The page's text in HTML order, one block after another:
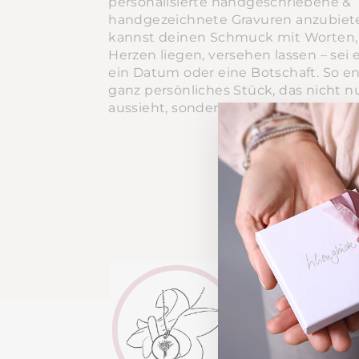
handgezeichnete Gravuren
kannst deinen Schmuck mit
Herzen liegen, versehen lassen – sei
ein Datum oder eine Botschaft. So
ganz persönliches Stück, das nicht
aussieht, sondern auch eine